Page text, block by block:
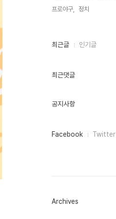
프로야구,
정치,
최
인
최근글 인기글
최근댓글
공지사항
페
그
Facebook Twitter
Archives